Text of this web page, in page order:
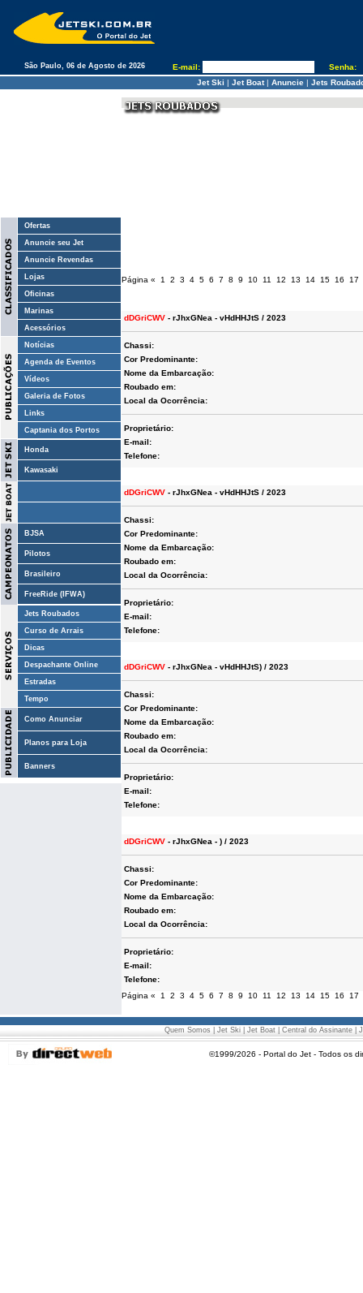
São Paulo, 06 de Agosto de 2026 E-mail:
Senha:
Jet Ski | Jet Boat| Anuncie| Jets
Ofertas
Anuncie seu Jet
Anuncie Revendas
Lojas
Oficinas
Marinas
Acessórios
Notícias
Agenda de Eventos
Vídeos
Galeria de Fotos
Links
Captania dos Portos
Honda
Kawasaki
BJSA
Pilotos
Brasileiro
FreeRide (IFWA)
Jets Roubados
Curso de Arrais
Dicas
Despachante Online
Estradas
Tempo
Como Anunciar
Planos para Loja
Banners
Página « 1 2 3 4 5 6 7 8 9 10 11 12 13 14 15 16 17
dDGriCWV - rJhxGNea - vHdHHJtS / 2023
Chassi:
Cor Predominante:
Nome da Embarcação:
Roubado em:
Local da Ocorrência:
Proprietário:
E-mail:
Telefone:
dDGriCWV - rJhxGNea - vHdHHJtS / 2023
Chassi:
Cor Predominante:
Nome da Embarcação:
Roubado em:
Local da Ocorrência:
Proprietário:
E-mail:
Telefone:
dDGriCWV - rJhxGNea - vHdHHJtS) / 2023
Chassi:
Cor Predominante:
Nome da Embarcação:
Roubado em:
Local da Ocorrência:
Proprietário:
E-mail:
Telefone:
dDGriCWV - rJhxGNea - ) / 2023
Chassi:
Cor Predominante:
Nome da Embarcação:
Roubado em:
Local da Ocorrência:
Proprietário:
E-mail:
Telefone:
Página « 1 2 3 4 5 6 7 8 9 10 11 12 13 14 15 16 17
Quem Somos Jet Ski Jet Boat Central do Assinante
©1999/2026 - Portal do Jet - Todos os